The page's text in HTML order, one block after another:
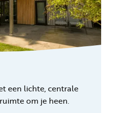
een lichte, centrale
om je heen.